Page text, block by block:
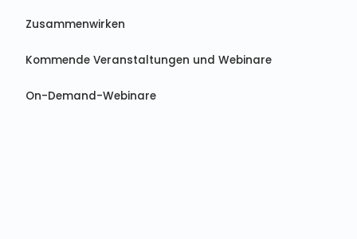
Zusammenwirken
Kommende Veranstaltungen und Webinare
On-Demand-Webinare